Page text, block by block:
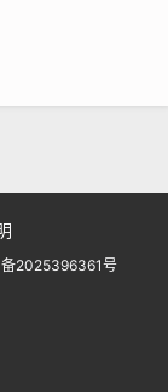
2025396361号